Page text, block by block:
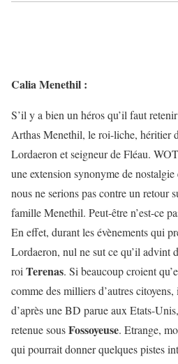
Calia Menethil :
S’il y a bien un héros qu’il faut
Arthas Menethil, le roi-liche, héritier
Lordaeron et seigneur de Fléau.
une extension synonyme de
nous ne serions pas contre un retour
famille Menethil. Peut-être n’est-ce
En effet, durant les évènements qui
Lordaeron, nul ne sut ce qu’il advint
roi Terenas. Si beaucoup croient
comme des milliers d’autres
d’après une BD parue aux Etats-
retenue sousFossoyeuse. Etrange,
qui pourrait donner quelques pistes